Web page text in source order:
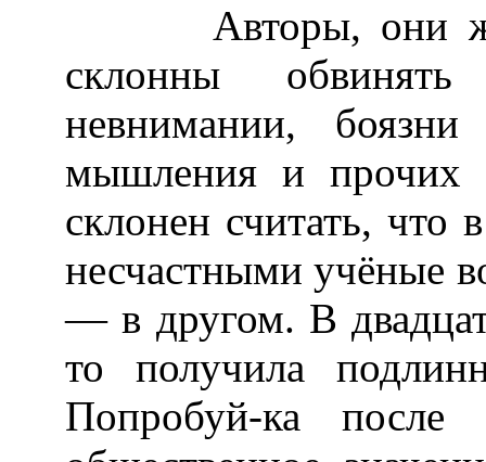
Авторы, они же
склонны
невнимании,
мышления и прочих
склонен считать, что
несчастными учёные
— в другом. В
то получила
Попробуй-ка после